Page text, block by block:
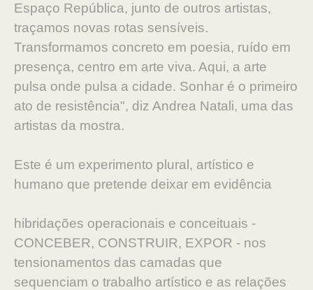
Espaço República, junto de outros artistas,
traçamos novas rotas sensíveis.
Transformamos concreto em poesia, ruído em
presença, centro em arte viva. Aqui, a arte
pulsa onde pulsa a cidade. Sonhar é o primeiro
ato de resistência", diz Andrea Natali, uma das
artistas da mostra.
Este é um experimento plural, artístico e
humano que pretende deixar em evidência
hibridações operacionais e conceituais -
CONCEBER, CONSTRUIR, EXPOR - nos
tensionamentos das camadas que
sequenciam o trabalho artístico e as relações